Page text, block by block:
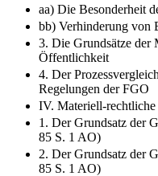
aa) Die Besonderheit
bb) Verhinderung von
3. Die Grundsätze
Öffentlichkeit
4. Der
Regelungen der FGO
IV. Materiell-
1. Der Grundsatz der
85 S. 1 AO)
2. Der Grundsatz der
85 S. 1 AO)